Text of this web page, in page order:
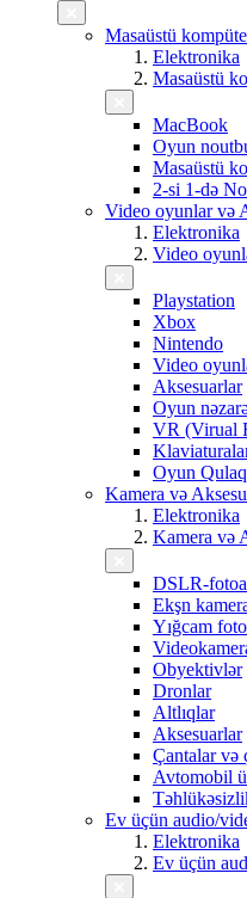
Masaüstü
Elektronika
Masaüstü
MacBook
Oyun
Masaüstü
2-si 1-də
Video oyunlar və
Elektronika
Video
Playstation
Xbox
Nintendo
Video
Aksesuarlar
Oyun
VR (Virual
Oyun
Kamera və
Elektronika
Kamera və
DSLR-
Ekşn
Yığcam
Obyektivlər
Dronlar
Altlıqlar
Aksesuarlar
Çantalar və
Avtomobil
Ev üçün audio/
Elektronika
Ev üçün